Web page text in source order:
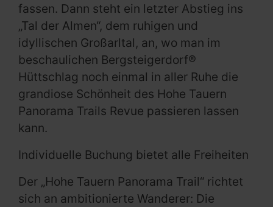
fassen. Dann steht ein letzter Abstieg ins
„Tal der Almen“, dem ruhigen und
idyllischen Großarltal, an, wo man im
beschaulichen Bergsteigerdorf®
Hüttschlag noch einmal in aller Ruhe die
grandiose Schönheit des Hohe Tauern
Panorama Trails Revue passieren lassen
kann.
Individuelle Buchung bietet alle Freiheiten
Der „Hohe Tauern Panorama Trail“ richtet
sich an ambitionierte Wanderer: Die